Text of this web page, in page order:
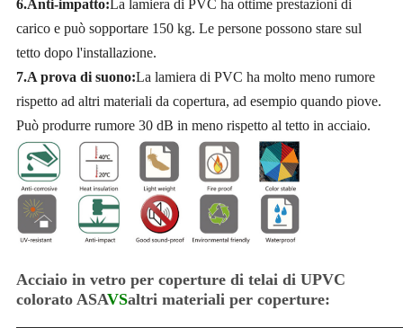
6.Anti-impatto:La lamiera di PVC ha ottime prestazioni di
carico e può sopportare 150 kg. Le persone possono stare sul
tetto dopo l'installazione.
7.A prova di suono:La lamiera di PVC ha molto meno rumore
rispetto ad altri materiali da copertura, ad esempio quando piove.
Può produrre rumore 30 dB in meno rispetto al tetto in acciaio.
Acciaio in vetro per coperture di telai di UPVC
colorato ASAVSaltri materiali per coperture: